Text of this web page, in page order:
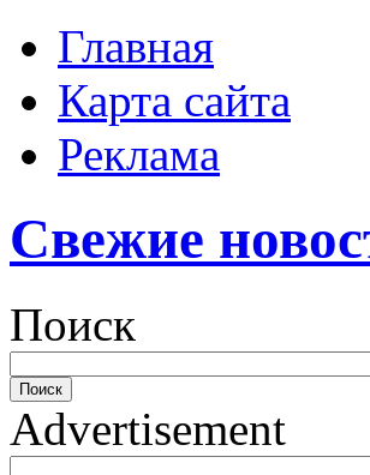
Главная
Карта сайта
Реклама
Свежие
Поиск
Advertisement